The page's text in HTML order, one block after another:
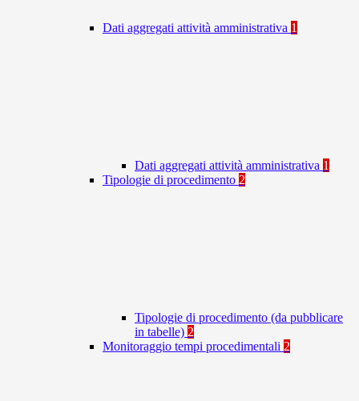
Dati aggregati attività amministrativa 1
Dati aggregati attività amministrativa 1
Tipologie di procedimento 2
Tipologie di procedimento (da pubblicare
in tabelle) 2
Monitoraggio tempi procedimentali 2